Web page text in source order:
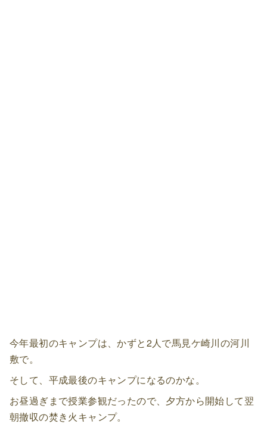
今年最初のキャンプは、かずと2人で馬見ケ崎川の河川
敷で。
そして、平成最後のキャンプになるのかな。
お昼過ぎまで授業参観だったので、夕方から開始して翌
朝撤収の焚き火キャンプ。